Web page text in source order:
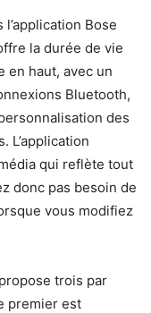
Bose
la durée de vie
en haut, avec un
Bluetooth,
des
L’application
qui reflète tout
donc pas besoin de
vous modifiez
trois par
premier est